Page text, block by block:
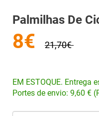
Palmilhas De
8€ 21,70€
EM ESTOQUE. Entrega
Portes de envio: 9,60 €